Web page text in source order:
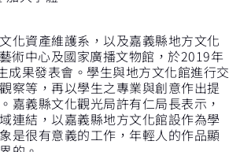
化資產維護系，以及嘉義縣地方文化
中心及國家廣播文物館，於2019年
成果發表會。學生與地方文化館進行交
察等，再以學生之專業與創意作出提
嘉義縣文化觀光局許有仁局長表示，
連結，以嘉義縣地方文化館設作為學
是很有意義的工作，年輕人的作品顯